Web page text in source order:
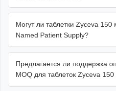
Могут ли таблетки Zyceva 150
Named Patient Supply?
Предлагается ли поддержка
MOQ для таблеток Zyceva 150